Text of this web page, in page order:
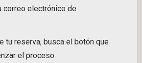
correo electrónico de
tu reserva, busca el botón que
el proceso.